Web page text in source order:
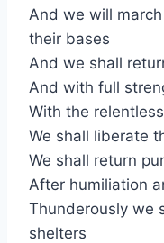
And we will
their bases
And we shall
And with full
With the
We shall liberate
We shall return
After humiliation
Thunderously we
shelters